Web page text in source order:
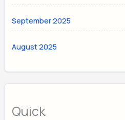
September 2025
August 2025
Quick